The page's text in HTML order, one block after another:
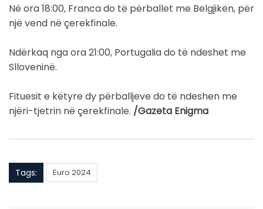
Në ora 18:00, Franca do të përballet me Belgjikën, për
një vend në çerekfinale.
Ndërkaq nga ora 21:00, Portugalia do të ndeshet me
Slloveninë.
Fituesit e këtyre dy përballjeve do të ndeshen me
njëri-tjetrin në çerekfinale. /Gazeta Enigma
Tags: Euro 2024